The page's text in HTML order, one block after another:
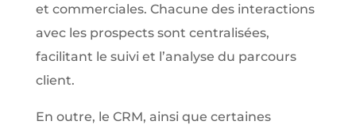
et commerciales. Chacune des interactions
avec les prospects sont centralisées,
facilitant le suivi et l’analyse du parcours
client.
En outre, le CRM, ainsi que certaines